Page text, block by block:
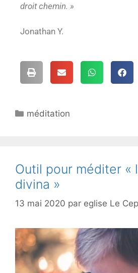
droit chemin. »
Jonathan Y.
méditation
Outil pour méditer «
divina »
13 mai 2020 par eglise Le Cep